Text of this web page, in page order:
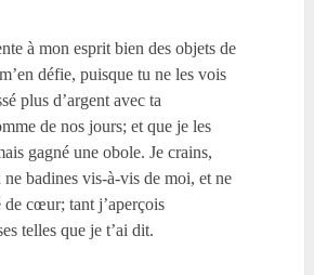
à mon esprit bien des objets de
défie, puisque tu ne les vois
plus d’argent avec ta
de nos jours; et que je les
gagné une obole. Je crains,
badines vis-à-vis de moi, et ne
de cœur; tant j’aperçois
telles que je t’ai dit.